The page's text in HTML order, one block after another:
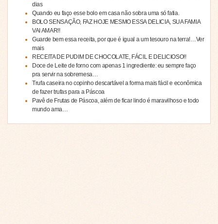
dias
Quando eu faço esse bolo em casa não sobra uma só fatia.
BOLO SENSAÇÃO, FAZ HOJE MESMO ESSA DELICIA, SUA FAMIA
VAI AMAR!!
Guarde bem essa receita, por que é igual a um tesouro na terra!…Ver
mais
RECEITA DE PUDIM DE CHOCOLATE, FÁCIL E DELICIOSO!!
Doce de Leite de forno com apenas 1 ingrediente: eu sempre faço
pra servir na sobremesa…
Trufa caseira no copinho descartável a forma mais fácil e econômica
de fazer trufas para a Páscoa
Pavê de Frutas de Páscoa, além de ficar lindo é maravilhoso e todo
mundo ama…